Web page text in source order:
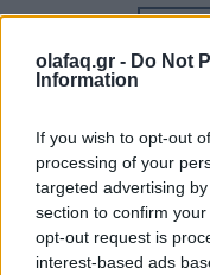
olafaq.gr - Do Not
Information
If you wish to opt-out
processing of your
targeted advertising
section to confirm
opt-out request is
interest-based ads
Δημοσιεύθηκε σε
Αυτοκίνητο ,ηλεκτρικό